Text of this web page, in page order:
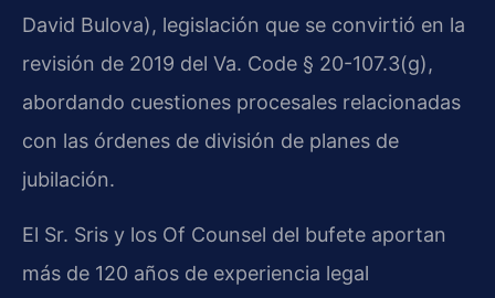
David Bulova), legislación que se convirtió en la
revisión de 2019 del Va. Code § 20-107.3(g),
abordando cuestiones procesales relacionadas
con las órdenes de división de planes de
jubilación.
El Sr. Sris y los Of Counsel del bufete aportan
más de 120 años de experiencia legal